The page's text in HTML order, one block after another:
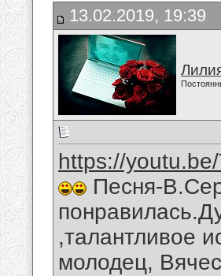
13.02.2019, 19:39
https://
Песня-
,талантливое
молодец,